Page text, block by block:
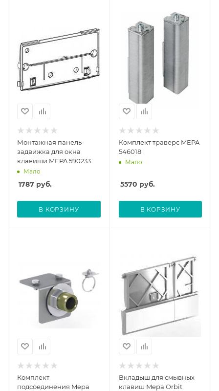
Монтажная панель-
задвижка для окна
клавиши MEPA 590233
Мало
1787 руб.
В КОРЗИНУ
Комплект траверс MEPA
546018
Мало
5570 руб.
В КОРЗИНУ
Комплект
подсоединения Mepa
Вкладыш для смывных
клавиш Mepa Orbit